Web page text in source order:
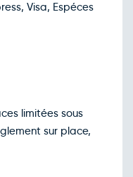
Visa, Espéces
limitées sous
sur place,